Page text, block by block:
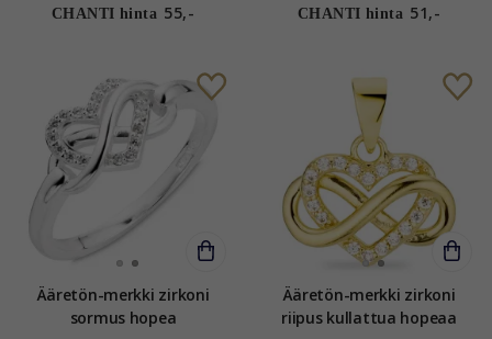
CHANTI hinta 55,- CHANTI hinta 51,-
Ääretön-merkki zirkoni
sormus hopea
Ääretön-merkki zirkoni
riipus kullattua hopeaa